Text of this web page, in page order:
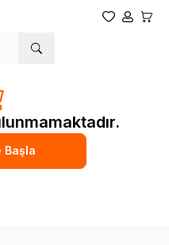
Favorilerim
Hesabım
Başla